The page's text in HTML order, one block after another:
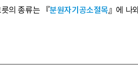
의 종류는 『분원자기공소절목』에 나